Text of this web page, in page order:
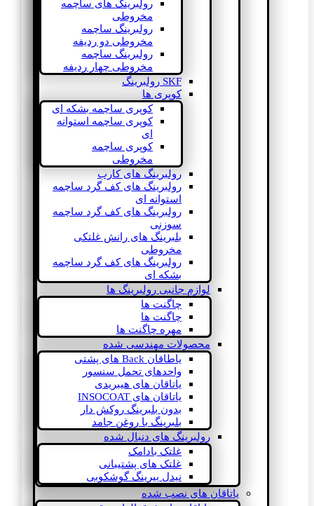
رولبرینگ های ساچمه
مخروطی
رولبرینگ ساچمه
مخروطی دو ردیفه
رولبرینگ ساچمه
مخروطی چهار ردیفه
SKF رولبرینگ
کوپری ها
کوپری ساچمه بشکه ای
کوپری ساچمه استوانه
ای
کوپری ساچمه
مخروطی
رولبرینگ های کارب
رولبرینگ های کف گرد ساچمه
استوانه ای
رولبرینگ های کف گرد ساچمه
سوزنی
بلبرینگ های رانش غلتکی
مخروطی
رولبرینگ های کف گرد ساچمه
بشکه ای
لوازم جانبی رولبرینگ ها
چاگنت ها
چاگنت ها
مهره چاگنت ها
محصولات مهندسی شده
یاطاقان Back های پشتی
واحدهای تحمل سنسور
یاتاقان های هیبریدی
یاتاقان های INSOCOAT
بدون بلبرینگ روکش دار
بلبرینگ با روغن جامد
رولبرینگ های دنبال شده
غلتک بادامک
غلتک های پشتیبانی
نیدل بیرینگ گوشکوبی
یاتاقان های نصب شده